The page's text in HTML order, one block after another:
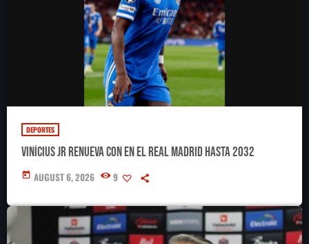
DEPORTES
Vinícius Jr renueva con en el Real Madrid hasta 2032
today AUGUST 6, 2026 9